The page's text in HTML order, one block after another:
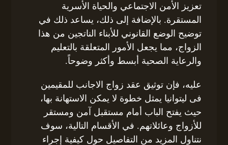
تعزيز الأمن الاجتماعي والحياة الأسرية
المستقرة. بالإضافة إلى ذلك، يساعد ذلك في
توضيح الوضع القانوني للأبناء الناتجين من هذا
الزواج، مما يجعل الأمور المتعلقة بالتعليم
والرعاية الصحية أبسط وأكثر وضوحاً.
عليه، فإن توثيق عقد زواج الاجانب للمقيمين
فى ليتوانيا يمثل خطوة لا يمكن الاستهانة بها،
حيث يفتح الباب أمام مستقبل آمن ومستقر
للأزواج وعائلاتهم. في الأقسام التالية، سوف
نتناول المزيد من التفاصيل حول كيفية إجراء